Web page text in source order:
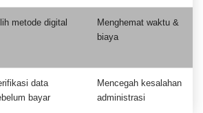
metode digital
Menghemat waktu &
biaya
data
bayar
Mencegah kesalahan
administrasi